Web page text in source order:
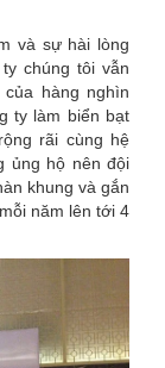
và sự hài lòng
chúng tôi vẫn
hàng nghìn
ty làm biển bạt
rãi cùng hệ
ủng hộ nên đội
khung và gắn
năm lên tới 4